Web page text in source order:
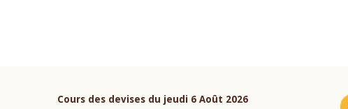
Cours des devises du jeudi 6 Août 2026